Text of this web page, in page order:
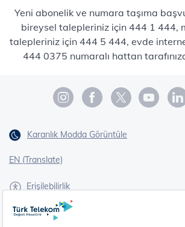
Yeni abonelik ve numara taşıma
bireysel talepleriniz için 444 1 444,
talepleriniz için 444 5 444, evde
444 0375 numaralı hattan
Karanlık Modda Görüntüle
EN (Translate)
Erişilebilirlik
İşaret Dili Çevirisi